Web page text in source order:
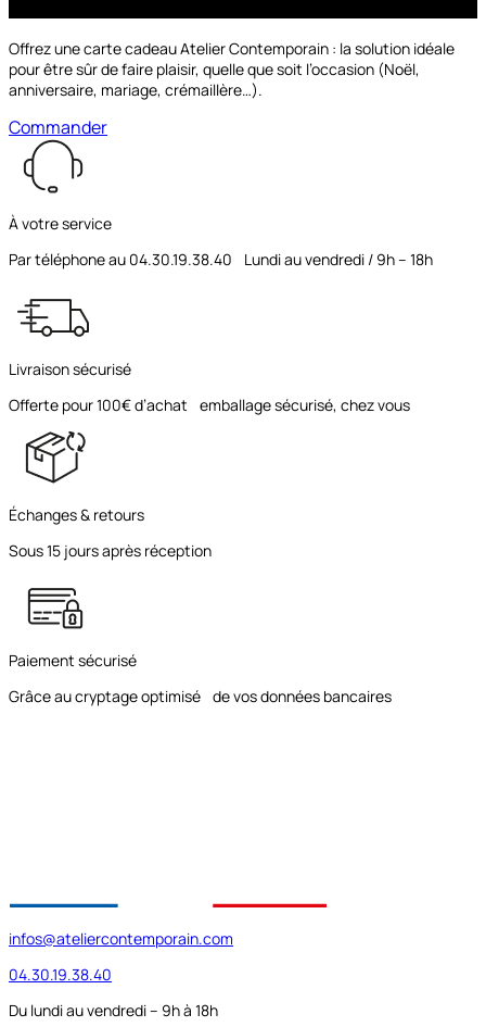
Offrez une carte cadeau Atelier Contemporain : la solution idéale
pour être sûr de faire plaisir, quelle que soit l’occasion (Noël,
anniversaire, mariage, crémaillère…).
Commander
À votre service
Par téléphone au 04.30.19.38.40 Lundi au vendredi / 9h – 18h
Livraison sécurisé
Offerte pour 100€ d’achat emballage sécurisé, chez vous
Échanges & retours
Sous 15 jours après réception
Paiement sécurisé
Grâce au cryptage optimisé de vos données bancaires
infos@ateliercontemporain.com
04.30.19.38.40
Du lundi au vendredi – 9h à 18h